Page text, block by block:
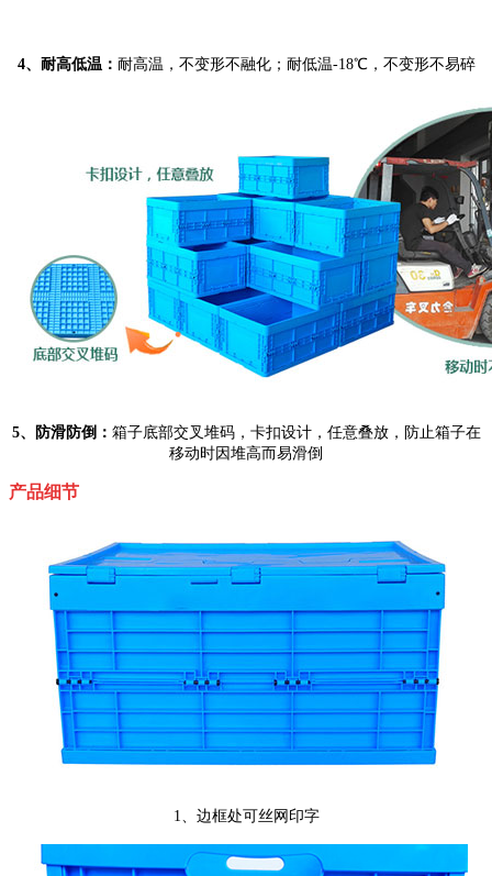
4、 耐高低温： 耐高温，不变形不融化；耐低温-18℃，不变形不易碎
5、 防滑防倒： 箱子底部交叉堆码，卡扣设计，任意叠放，防止箱子在
移动时因堆高而易滑倒
产品细节
1、边框处可丝网印字